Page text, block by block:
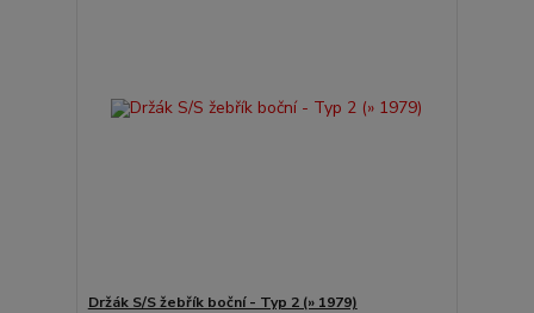
Držák S/S žebřík boční - Typ 2 (» 1979)